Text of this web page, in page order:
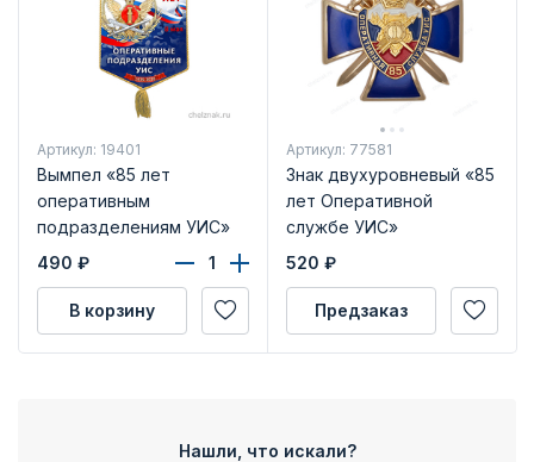
Артикул: 19401
Вымпел «85 лет
оперативным
подразделениям УИС»
490 ₽
В корзину
Артикул: 77581
Знак двухуровневый «85
лет Оперативной
службе УИС»
520 ₽
Предзаказ
Нашли, что искали?